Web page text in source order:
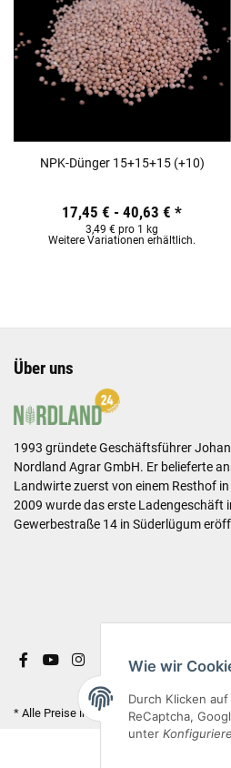
NPK-Dünger 15+15+15 (+10)
17,45 € -40,63 €*
3,49 € pro 1 kg
Weitere Variationen erhältlich.
Über uns
1993 gründete Geschäftsführer
Nordland Agrar GmbH. Er belieferte
Landwirte zuerst von einem Resthof
2009 wurde das erste Ladengeschäft
Gewerbestraße 14 in Süderlügum
* Alle Preise inkl. gesetzlicher USt. &
Wie wir
Durch Klicken
ReCaptcha,
unter